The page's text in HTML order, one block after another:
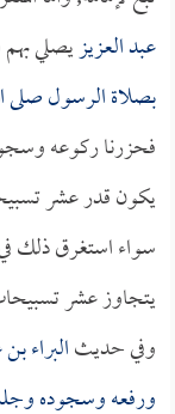
عبد العزيزيصلي
بصلاة الرسول صلى
فحزرنا ركوعه
يكون قدر عشر
سواء استغرق ذلك في
يتجاوز عشر
وفي حديثالبراء
ورفعه وسجوده